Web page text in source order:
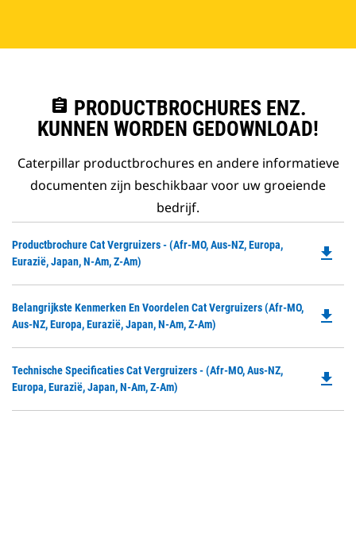
assignment PRODUCTBROCHURES ENZ.
KUNNEN WORDEN GEDOWNLOAD!
Caterpillar productbrochures en andere informatieve
documenten zijn beschikbaar voor uw groeiende
bedrijf.
Productbrochure Cat Vergruizers - (Afr-MO, Aus-NZ, Europa,
Eurazië, Japan, N-Am, Z-Am)
file_download
Belangrijkste Kenmerken En Voordelen Cat Vergruizers (Afr-MO,
Aus-NZ, Europa, Eurazië, Japan, N-Am, Z-Am)
file_download
Technische Specificaties Cat Vergruizers - (Afr-MO, Aus-NZ,
Europa, Eurazië, Japan, N-Am, Z-Am)
file_download